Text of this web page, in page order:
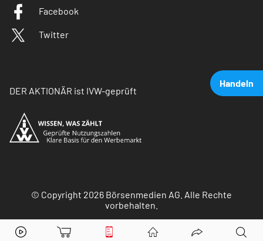
Handeln
Deutsche BankAktie jetzt handeln?
Facebook
Twitter
DER AKTIONÄR ist IVW-geprüft
© Copyright 2026 Börsenmedien AG. Alle Rechte
vorbehalten.